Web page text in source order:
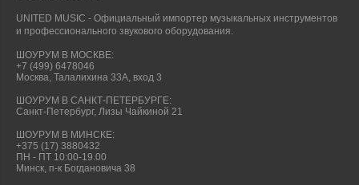
UNITED MUSIC - Официальный импортер музыкальных инструментов
и профессионального звукового оборудования.
ШОУРУМ В МОСКВЕ:
+7 (499) 6478046
Москва, Талалихина 33А, вход 3
ШОУРУМ В САНКТ-ПЕТЕРБУРГЕ:
Санкт-Петербург, Лизы Чайкиной 21
ШОУРУМ В МИНСКЕ:
+375 (17) 3880432
ПН - ПТ 10:00-19.00
Минск, п-к Богдановича 38